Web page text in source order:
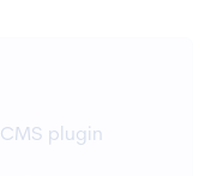
plugin